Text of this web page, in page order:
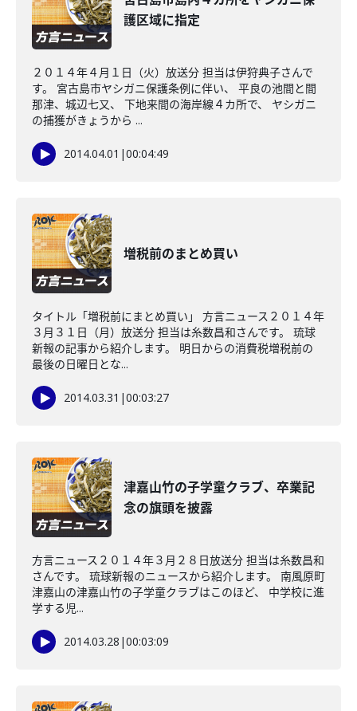
護区域に指定
２０１４年４月１日（火）放送分 担当は伊狩典子さんで
す。 宮古島市ヤシガニ保護条例に伴い、 平良の池間と間
那津、城辺七又、 下地来間の海岸線４カ所で、 ヤシガニ
の捕獲がきょうから ...
2014.04.01 |00:04:49
増税前のまとめ買い
タイトル「増税前にまとめ買い」 方言ニュース２０１４年
３月３１日（月）放送分 担当は糸数昌和さんです。 琉球
新報の記事から紹介します。 明日からの消費税増税前の
最後の日曜日とな...
2014.03.31 |00:03:27
津嘉山竹の子学童クラブ、卒業記
念の旗頭を披露
方言ニュース２０１４年３月２８日放送分 担当は糸数昌和
さんです。 琉球新報のニュースから紹介します。 南風原町
津嘉山の津嘉山竹の子学童クラブはこのほど、 中学校に進
学する児...
2014.03.28 |00:03:09